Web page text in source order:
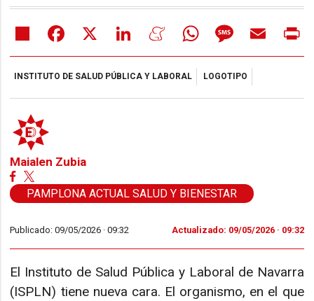
Share Facebook LinkedIn MeneameWhatsAppMessageEmail
INSTITUTO DE SALUD PÚBLICA Y LABORAL LOGOTIPO
Maialen Zubia
PAMPLONA ACTUAL SALUD Y BIENESTAR
Publicado: 09/05/2026 ·09:32 Actualizado: 09/05/2026 · 09:32
El Instituto de Salud Pública y Laboral de Navarra
(ISPLN) tiene nueva cara. El organismo, en el que